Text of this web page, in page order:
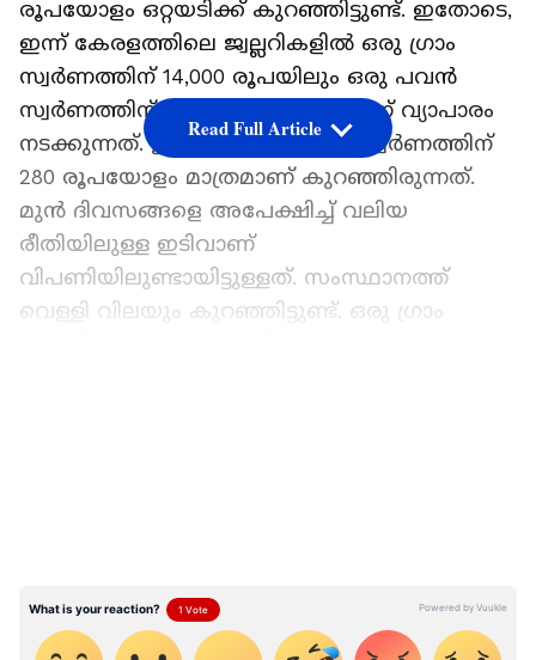
രൂപയോളം ഒറ്റയടിക്ക് കുറഞ്ഞിട്ടുണ്ട്. ഇതോടെ,
ഇന്ന് കേരളത്തിലെ ജ്വല്ലറികളിൽ ഒരു ഗ്രാം
സ്വർണത്തിന് 14,000 രൂപയിലും ഒരു പവൻ
സ്വർണത്തിന് 1,12,000 രൂപയിലുമാണ് വ്യാപാരം
നടക്കുന്നത്. ഇന്നലെ ഒരു പവൻ സ്വർണത്തിന്
280 രൂപയോളം മാത്രമാണ് കുറഞ്ഞിരുന്നത്.
മുൻ ദിവസങ്ങളെ അപേക്ഷിച്ച് വലിയ
രീതിയിലുള്ള ഇടിവാണ്
വിപണിയിലുണ്ടായിട്ടുള്ളത്. സംസ്ഥാനത്ത്
വെള്ളി വിലയും കുറഞ്ഞിട്ടുണ്ട്. ഒരു ഗ്രാം
Read Full Article